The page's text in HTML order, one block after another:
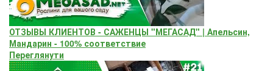
ОТЗЫВЫ КЛИЕНТОВ - САЖЕНЦЫ "МЕГАСАД" | Апельсин,
Мандарин - 100% соответствие
Переглянути